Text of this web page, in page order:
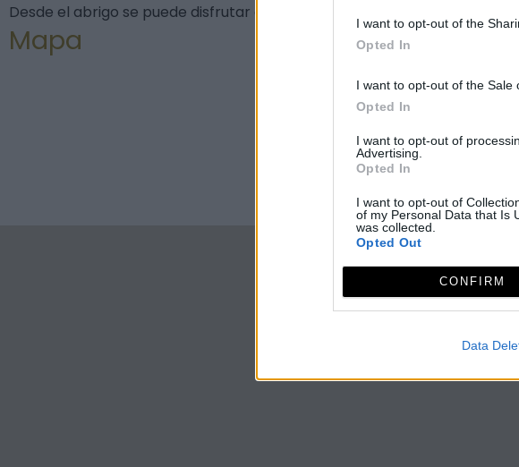
I want to opt-out of the
Opted In
I want to opt-out of the Sale
Opted In
I want to opt-out of
Advertising.
Opted In
I want to opt-out of
of my Personal Data that Is
was collected.
Opted Out
CONFIRM
Data
Desde el abrigo se puede disfrutar de unas extraordinarias vistas
Mapa